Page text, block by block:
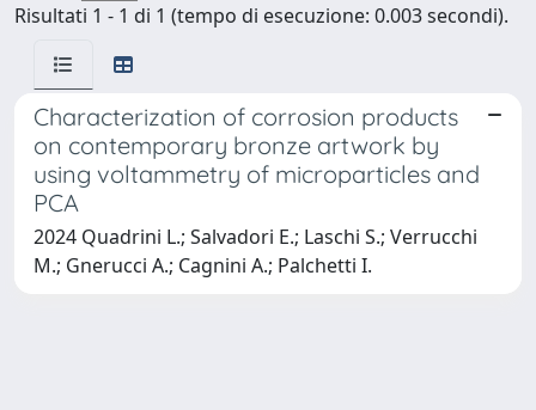
Risultati 1 - 1 di 1 (tempo di esecuzione: 0.003 secondi).
Characterization of corrosion products
on contemporary bronze artwork by
using voltammetry of microparticles and
PCA
2024 Quadrini L.; Salvadori E.; Laschi S.; Verrucchi
M.; Gnerucci A.; Cagnini A.; Palchetti I.